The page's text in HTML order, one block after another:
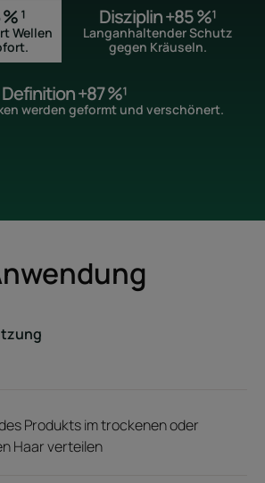
¹
Wellen
Disziplin +85 %¹
Langanhaltender Schutz
gegen Kräuseln.
Definition +87 %¹
werden geformt und verschönert.
Produkts im trockenen oder
Haar verteilen